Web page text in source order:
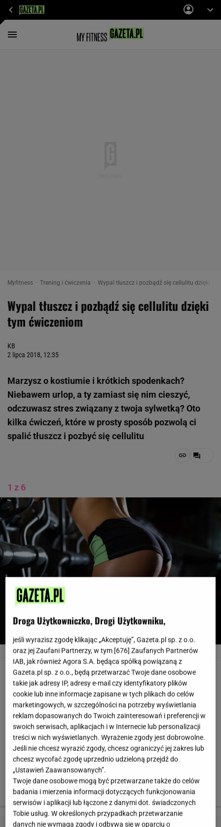
Myfitness Trening i ćwiczenia Wypal tłuszcz i pozbądź się cellulitu dzięki
Wypal tłuszcz i pozbądź się cellulitu dzięki
tym ćwiczeniom
KB
2 lipca 2018, 12:35
Marzysz o kostiumie i krótkich spodenkach?
Niebawem urlop, a ty zamiast się nim cieszyć,
odczuwasz stres związany z twoja sylwetką? Oto
kilka ćwiczeń, które w prosty sposób pozwolą ci
spalić tłuszcz i pozbyć się cellulitu
1 z 6
Trening na callulitFotolia
Cellulit: zmora XXI wieku
Cellulit to problem, który dotyka każdej z nas. Pojawia
się nawet u bardzo szczupłych osób. Lubi gromadzić
się w różnych partiach ciała, jednak najczęściej pojawia
się na udach. Poza dietą, która powinna być podstawą
walki z cellulitem oraz pielęgnacją, bardzo istotne są
ćwiczenia, które ujędrniają skórę i poprawiają krążenie.
Czas pozbyć się grudek i nierówności na zawsze!
Droga Użytkowniczko, Drogi Użytkowniku,
jeśli wyrazisz zgodę klikając „Akceptuję”, Gazeta.pl sp. z o.o.
oraz jej Zaufani Partnerzy, w tym [676] Zaufanych Partnerów
IAB, jak również Agora S.A. będąca spółką powiązaną z
Gazeta.pl sp. z o.o., będą przetwarzać Twoje dane osobowe
takie jak adresy IP, adresy e-mail czy identyfikatory plików
cookie lub inne informacje zapisane w tych plikach do celów
marketingowych, w szczególności na potrzeby wyświetlania
reklam dopasowanych do Twoich zainteresowań i preferencji w
swoich serwisach, aplikacjach i w Internecie lub personalizacji
treści w nich wyświetlanych. Wyrażenie zgody jest dobrowolne.
Jeśli nie chcesz wyrazić zgody, chcesz ograniczyć jej zakres lub
chcesz wycofać zgodę uprzednio udzieloną przejdź do
„Ustawień Zaawansowanych”.
Twoje dane osobowe mogą być przetwarzane także do celów
badania i mierzenia informacji dotyczących funkcjonowania
serwisów i aplikacji lub łączone z danymi dot. świadczonych
Tobie usług. W określonych przypadkach przetwarzanie
danych nie wymaga zgody i odbywa się w oparciu o